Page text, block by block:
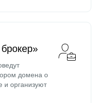
домена о
и организуют